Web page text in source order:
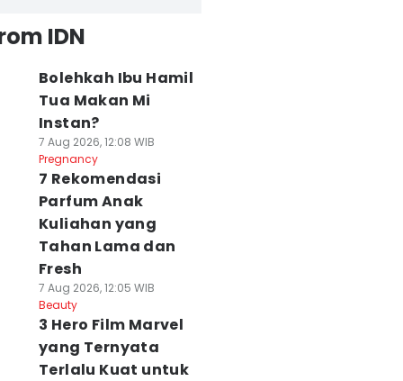
IDN
Bolehkah Ibu Hamil
Tua Makan Mi
Instan?
7 Aug 2026, 12:08 WIB
Pregnancy
7 Rekomendasi
Parfum Anak
Kuliahan yang
Tahan Lama dan
Fresh
7 Aug 2026, 12:05 WIB
Beauty
3 Hero Film Marvel
yang Ternyata
Terlalu Kuat untuk